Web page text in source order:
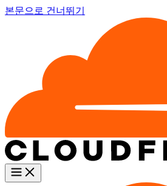
본문으로 건너뛰기